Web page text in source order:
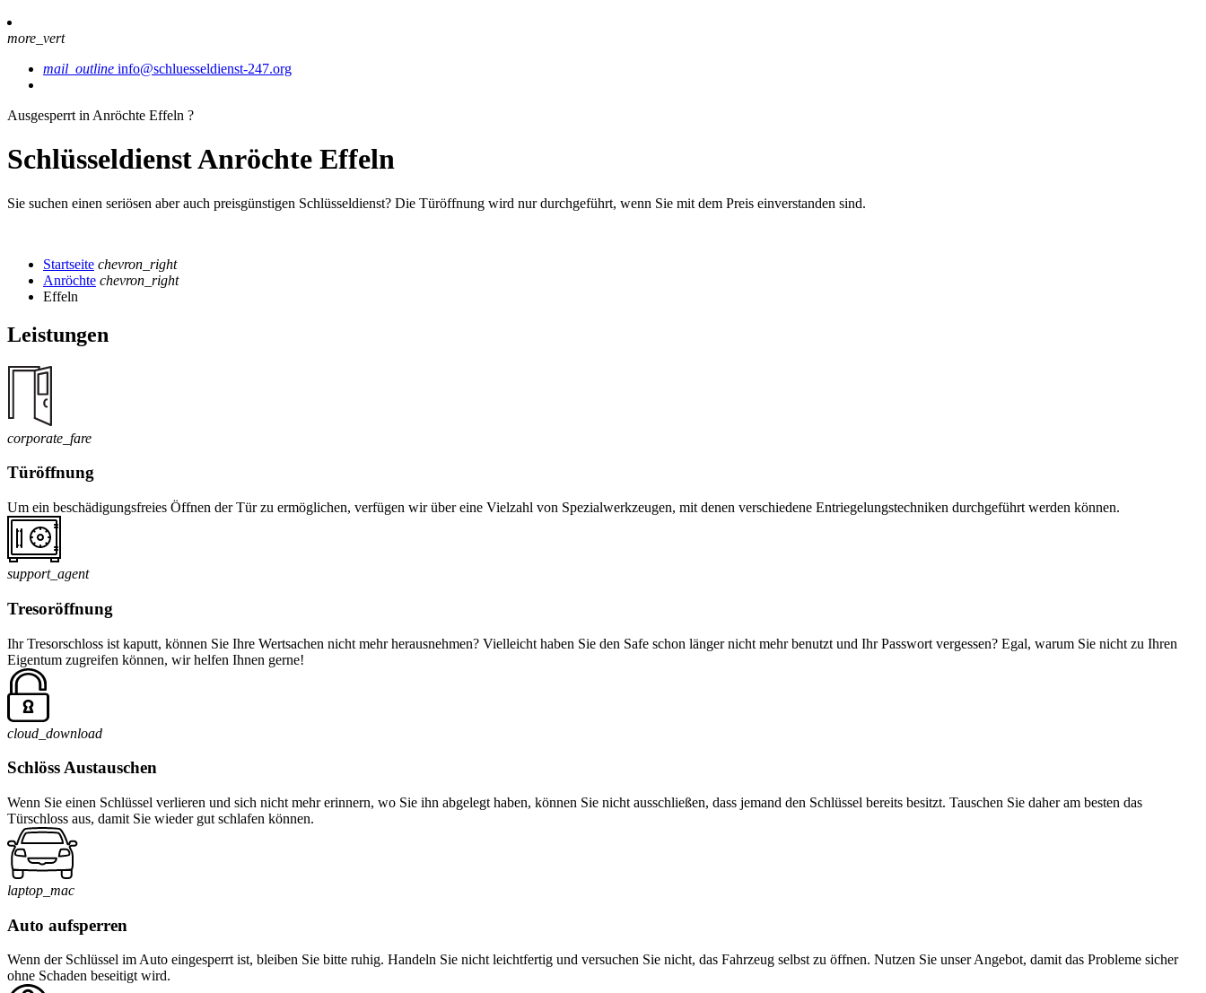
more_vert
mail_outline info@schluesseldienst-247.org
Ausgesperrt in Anröchte Effeln ?
Schlüsseldienst Anröchte Effeln
Sie suchen einen seriösen aber auch preisgünstigen Schlüsseldienst? Die Türöffnung wird nur durchgeführt, wenn Sie mit dem Preis einverstanden sind.
Startseite chevron_right
Anröchte chevron_right
Effeln
Leistungen
corporate_fare
Türöffnung
Um ein beschädigungsfreies Öffnen der Tür zu ermöglichen, verfügen wir über eine Vielzahl von Spezialwerkzeugen, mit denen verschiedene Entriegelungstechniken durchgeführt werden können.
support_agent
Tresoröffnung
Ihr Tresorschloss ist kaputt, können Sie Ihre Wertsachen nicht mehr herausnehmen? Vielleicht haben Sie den Safe schon länger nicht mehr benutzt und Ihr Passwort vergessen? Egal, warum Sie nicht zu Ihren
Eigentum zugreifen können, wir helfen Ihnen gerne!
cloud_download
Schlöss Austauschen
Wenn Sie einen Schlüssel verlieren und sich nicht mehr erinnern, wo Sie ihn abgelegt haben, können Sie nicht ausschließen, dass jemand den Schlüssel bereits besitzt. Tauschen Sie daher am besten das
Türschloss aus, damit Sie wieder gut schlafen können.
laptop_mac
Auto aufsperren
Wenn der Schlüssel im Auto eingesperrt ist, bleiben Sie bitte ruhig. Handeln Sie nicht leichtfertig und versuchen Sie nicht, das Fahrzeug selbst zu öffnen. Nutzen Sie unser Angebot, damit das Probleme sicher
ohne Schaden beseitigt wird.